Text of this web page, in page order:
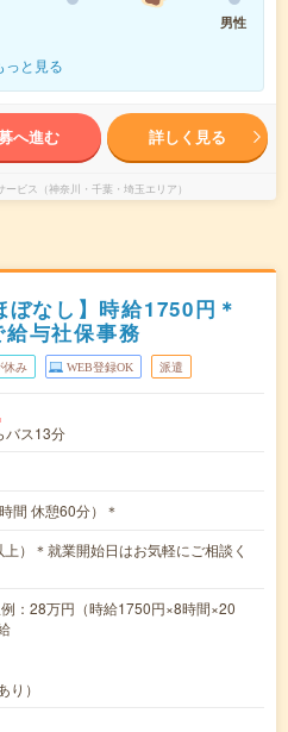
男性
っと見る
へ進む 詳しく見る
ビス（神奈川・千葉・埼玉エリア）
ぼなし】時給1750円＊
与社保事務
休み WEB登録OK 派遣
バス13分
間 休憩60分）＊
）＊就業開始日はお気軽にご相談く
：28万円（時給1750円×8時間×20
り）